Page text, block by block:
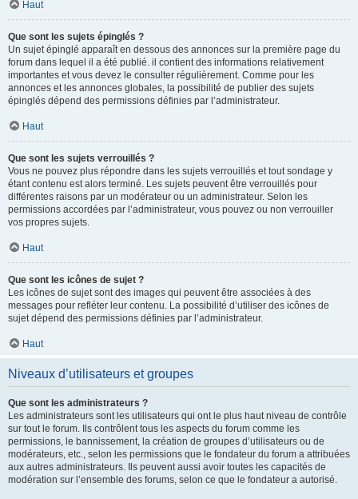
Haut
Que sont les sujets épinglés ?
Un sujet épinglé apparaît en dessous des annonces sur la première page du
forum dans lequel il a été publié. il contient des informations relativement
importantes et vous devez le consulter régulièrement. Comme pour les
annonces et les annonces globales, la possibilité de publier des sujets
épinglés dépend des permissions définies par l’administrateur.
Haut
Que sont les sujets verrouillés ?
Vous ne pouvez plus répondre dans les sujets verrouillés et tout sondage y
étant contenu est alors terminé. Les sujets peuvent être verrouillés pour
différentes raisons par un modérateur ou un administrateur. Selon les
permissions accordées par l’administrateur, vous pouvez ou non verrouiller
vos propres sujets.
Haut
Que sont les icônes de sujet ?
Les icônes de sujet sont des images qui peuvent être associées à des
messages pour refléter leur contenu. La possibilité d’utiliser des icônes de
sujet dépend des permissions définies par l’administrateur.
Haut
Niveaux d’utilisateurs et groupes
Que sont les administrateurs ?
Les administrateurs sont les utilisateurs qui ont le plus haut niveau de contrôle
sur tout le forum. Ils contrôlent tous les aspects du forum comme les
permissions, le bannissement, la création de groupes d’utilisateurs ou de
modérateurs, etc., selon les permissions que le fondateur du forum a attribuées
aux autres administrateurs. Ils peuvent aussi avoir toutes les capacités de
modération sur l’ensemble des forums, selon ce que le fondateur a autorisé.